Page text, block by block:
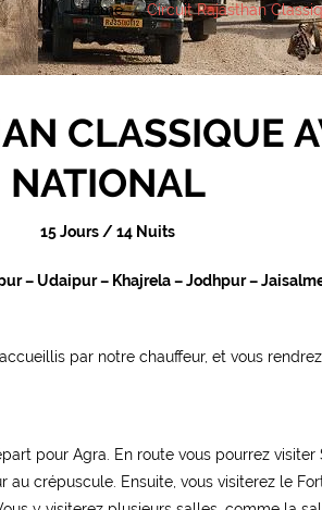
Home / Circuit Rajasthan
CLASSIQUE
NATIONAL
15 Jours / 14 Nuits
– Udaipur – Khajrela – Jodhpur –
par notre chauffeur, et vous
pour Agra. En route vous pourrez visiter
crépuscule. Ensuite, vous visiterez le